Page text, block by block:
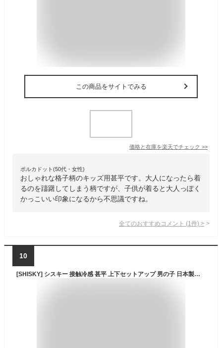
この商品をサイトでみる
価格と在庫を楽天でチェック >>
ポルカドット(50代・女性)
おしゃれな格子柄のキッズ用甚平です。大人になったら着
るのを躊躇してしまう柄ですが、子供が着ると大人っぽく
かっこいい印象になるから不思議ですね。
全てのおすすめコメント (1 件) >
10
[SHISKY] シスキー 接触冷感 甚平 上下セットアップ 男の子 日本製生地使用 おしゃれ 浴衣 キッズ ジュニア 夏 和服 お祭り 子供甚平 半袖 半ズボン 150cm 934-30【12-1】 かすれネイビー